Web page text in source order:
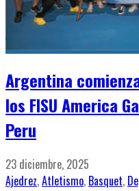
Argentina
los FISU America
Peru
23 diciembre, 2025
Ajedrez,Atletismo, Basquet,